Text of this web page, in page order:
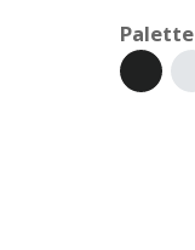
Palette